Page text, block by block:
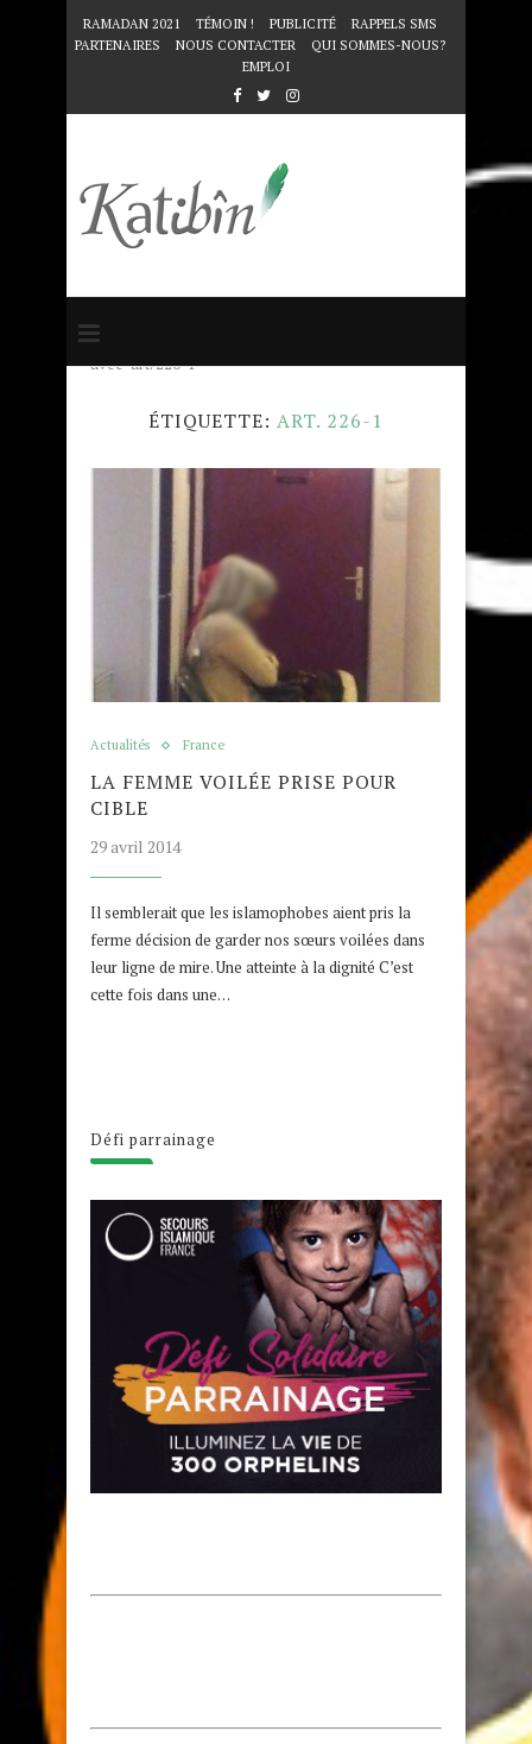
RAMADAN 2021 TÉMOIN ! PUBLICITÉ
RAPPELS SMS
PARTENAIRES
NOUS CONTACTER
QUI SOMMES-NOUS?
EMPLOI
Accueil
avec "art. 226-1"
ÉTIQUETTE: ART. 226-1
Actualités France
LA FEMME VOILÉE PRISE POUR
CIBLE
29 avril 2014
Il semblerait que les islamophobes aient pris la
ferme décision de garder nos sœurs voilées dans
leur ligne de mire. Une atteinte à la dignité C’est
cette fois dans une…
Défi parrainage